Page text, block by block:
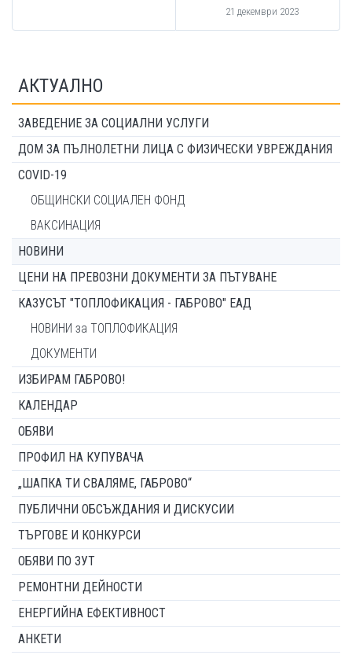
21 декември 2023
АКТУАЛНО
ЗАВЕДЕНИЕ ЗА СОЦИАЛНИ УСЛУГИ
ДОМ ЗА ПЪЛНОЛЕТНИ ЛИЦА С ФИЗИЧЕСКИ УВРЕЖДАНИЯ
COVID-19
ОБЩИНСКИ СОЦИАЛЕН ФОНД
ВАКСИНАЦИЯ
НОВИНИ
ЦЕНИ НА ПРЕВОЗНИ ДОКУМЕНТИ ЗА ПЪТУВАНЕ
КАЗУСЪТ "ТОПЛОФИКАЦИЯ - ГАБРОВО" ЕАД
НОВИНИ за ТОПЛОФИКАЦИЯ
ДОКУМЕНТИ
ИЗБИРАМ ГАБРОВО!
КАЛЕНДАР
ОБЯВИ
ПРОФИЛ НА КУПУВАЧА
„ШАПКА ТИ СВАЛЯМЕ, ГАБРОВО“
ПУБЛИЧНИ ОБСЪЖДАНИЯ И ДИСКУСИИ
ТЪРГОВЕ И КОНКУРСИ
ОБЯВИ ПО ЗУТ
РЕМОНТНИ ДЕЙНОСТИ
ЕНЕРГИЙНА ЕФЕКТИВНОСТ
АНКЕТИ